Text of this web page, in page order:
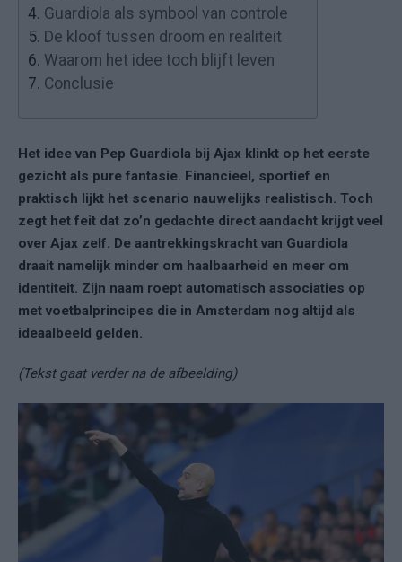
4. Guardiola als symbool van controle
5. De kloof tussen droom en realiteit
6. Waarom het idee toch blijft leven
7. Conclusie
Het idee van Pep Guardiola bij Ajax klinkt op het eerste
gezicht als pure fantasie. Financieel, sportief en
praktisch lijkt het scenario nauwelijks realistisch. Toch
zegt het feit dat zo’n gedachte direct aandacht krijgt veel
over Ajax zelf. De aantrekkingskracht van Guardiola
draait namelijk minder om haalbaarheid en meer om
identiteit. Zijn naam roept automatisch associaties op
met voetbalprincipes die in Amsterdam nog altijd als
ideaalbeeld gelden.
(Tekst gaat verder na de afbeelding)